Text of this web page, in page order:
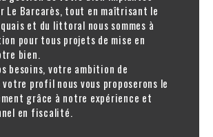
claire et fiable de lavaleur vénale
bien, fondée sur les
du marché local et les spécificités
Le Barcarès, tout en maîtrisant le
et du littoral nous sommes à
pour tous projets de mise en
bien.
besoins, votre ambition de
profil nous vous proposerons le
grâce à notre expérience et
en fiscalité.